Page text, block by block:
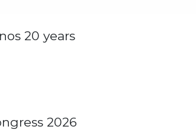
20 years
2026